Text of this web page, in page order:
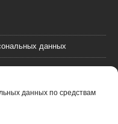
данных по средствам
данных
данных